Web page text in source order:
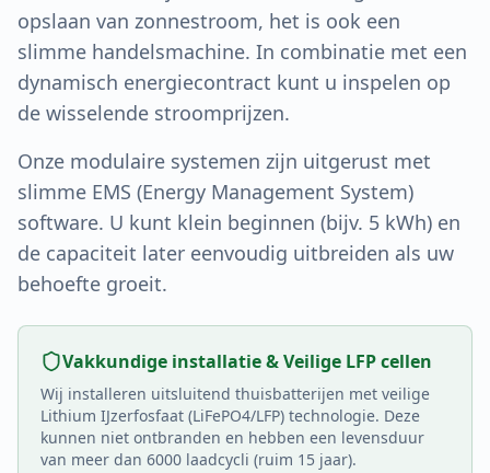
opslaan van zonnestroom, het is ook een
slimme handelsmachine. In combinatie met een
dynamisch energiecontract kunt u inspelen op
de wisselende stroomprijzen.
Onze modulaire systemen zijn uitgerust met
slimme EMS (Energy Management System)
software. U kunt klein beginnen (bijv. 5 kWh) en
de capaciteit later eenvoudig uitbreiden als uw
behoefte groeit.
Vakkundige installatie & Veilige LFP cellen
Wij installeren uitsluitend thuisbatterijen met veilige
Lithium IJzerfosfaat (LiFePO4/LFP) technologie. Deze
kunnen niet ontbranden en hebben een levensduur
van meer dan 6000 laadcycli (ruim 15 jaar).